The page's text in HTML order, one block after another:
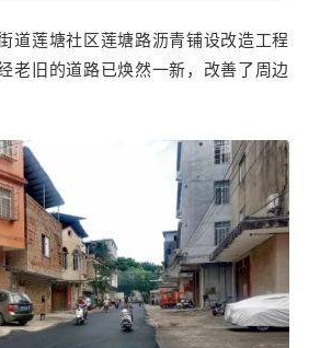
道莲塘社区莲塘路沥青铺设改造工程
老旧的道路已焕然一新，改善了周边